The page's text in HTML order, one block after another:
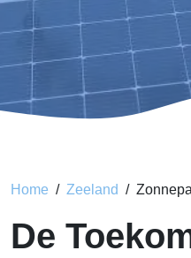
Home Zeeland
De